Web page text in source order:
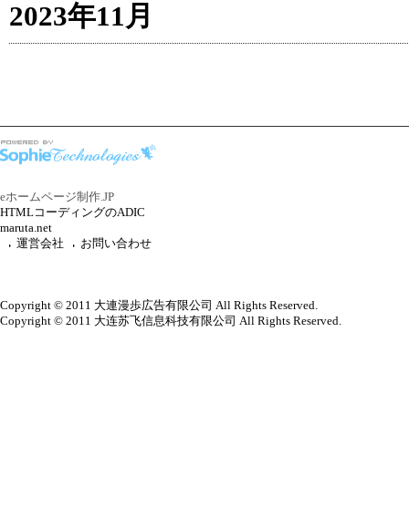
2023年11月
eホームページ制作.JP
HTMLコーディングのADIC
maruta.net
運営会社
お問い合わせ
Copyright © 2011 大連漫歩広告有限公司 All Rights Reserved.
Copyright © 2011 大连苏飞信息科技有限公司 All Rights Reserved.